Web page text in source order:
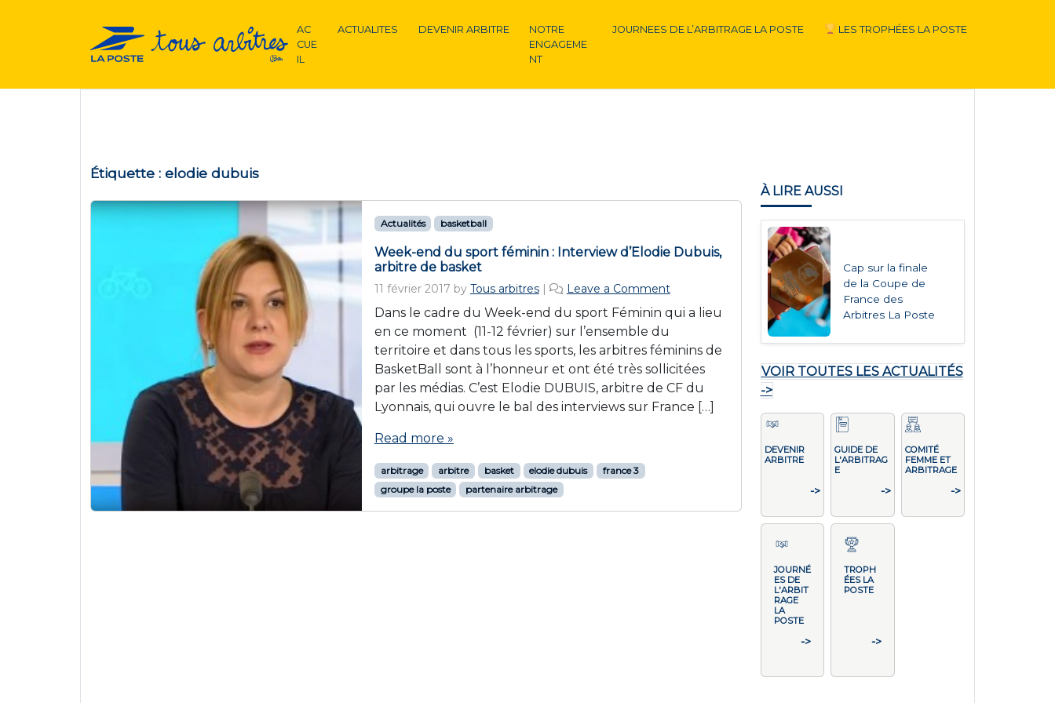
AC
CUE
IL
ACTUALITES DEVENIR ARBITRE
NOTRE
ENGAGEME
NT
JOURNEES DE L’ARBITRAGE LA POSTE LES TROPHÉES LA POSTE
Étiquette : elodie dubuis
Actualités basketball
Week-end du sport féminin : Interview d’Elodie Dubuis,
arbitre de basket
11 février 2017 by Tous arbitres | Leave a Comment
Dans le cadre du Week-end du sport Féminin qui a lieu
en ce moment (11-12 février) sur l’ensemble du
territoire et dans tous les sports, les arbitres féminins de
BasketBall sont à l’honneur et ont été très sollicitées
par les médias. C’est Elodie DUBUIS, arbitre de CF du
Lyonnais, qui ouvre le bal des interviews sur France […]
Read more »
arbitrage arbitre basket elodie dubuis
france 3
groupe la poste
partenaire arbitrage
À LIRE AUSSI
Cap sur la finale
de la Coupe de
France des
Arbitres La Poste
VOIR TOUTES LES ACTUALITÉS
->
DEVENIR
ARBITRE
->
GUIDE DE
L'ARBITRAG
E
->
COMITÉ
FEMME ET
ARBITRAGE
->
JOURNÉ
ES DE
L'ARBIT
RAGE
LA
POSTE
->
TROPH
ÉES LA
POSTE
->